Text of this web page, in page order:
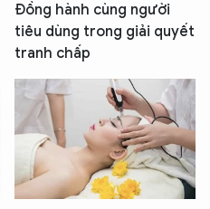
Đồng hành cùng người
tiêu dùng trong giải quyết
tranh chấp